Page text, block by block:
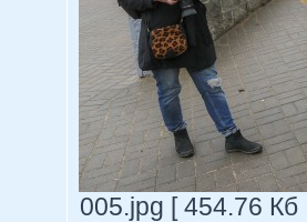
005.jpg [ 454.76